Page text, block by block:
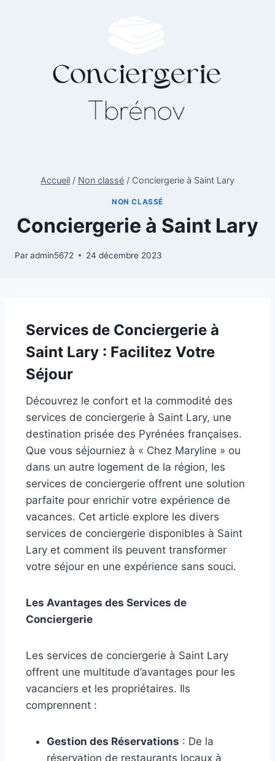
Accueil / Non classé / Conciergerie à Saint Lary
NON CLASSÉ
Conciergerie à Saint Lary
Paradmin5672 24 décembre 2023
Services de Conciergerie à
Saint Lary : Facilitez Votre
Séjour
Découvrez le confort et la commodité des
services de conciergerie à Saint Lary, une
destination prisée des Pyrénées françaises.
Que vous séjourniez à « Chez Maryline » ou
dans un autre logement de la région, les
services de conciergerie offrent une solution
parfaite pour enrichir votre expérience de
vacances. Cet article explore les divers
services de conciergerie disponibles à Saint
Lary et comment ils peuvent transformer
votre séjour en une expérience sans souci.
Les Avantages des Services de
Conciergerie
Les services de conciergerie à Saint Lary
offrent une multitude d’avantages pour les
vacanciers et les propriétaires. Ils
comprennent :
Gestion des Réservations : De la
réservation de restaurants locaux à